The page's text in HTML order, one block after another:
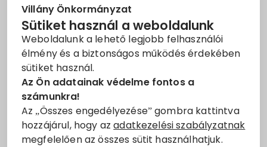
Villány Önkormányzat
Sütiket használ a weboldalunk
Weboldalunk a lehető legjobb felhasználói
élmény és a biztonságos működés érdekében
sütiket használ.
Az Ön adatainak védelme fontos a
számunkra!
Az „Összes engedélyezése” gombra kattintva
hozzájárul, hogy azadatkezelési szabályzatnak
megfelelően az összes sütit használhatjuk.
Rendelettár
Pályázatok
Dokumentumok
Állásajánlatok
Szolgáltatók
hőségriadó párakapu Tájékoztató
HŐSÉGRIADÓ!
A Baranya Megyei Védelmi Bizottság elnöke 2022.
július 19-én tájékoztatta a Siklósi Helyi Védelmi
Bizottságot, hogy 2022. július 20-án (szerda) 00:00
órától 2022. július 30-án (szombat) 24:00 óráig az